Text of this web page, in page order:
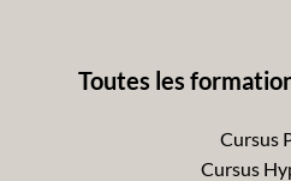
Toutes les
Cursus
Cursus